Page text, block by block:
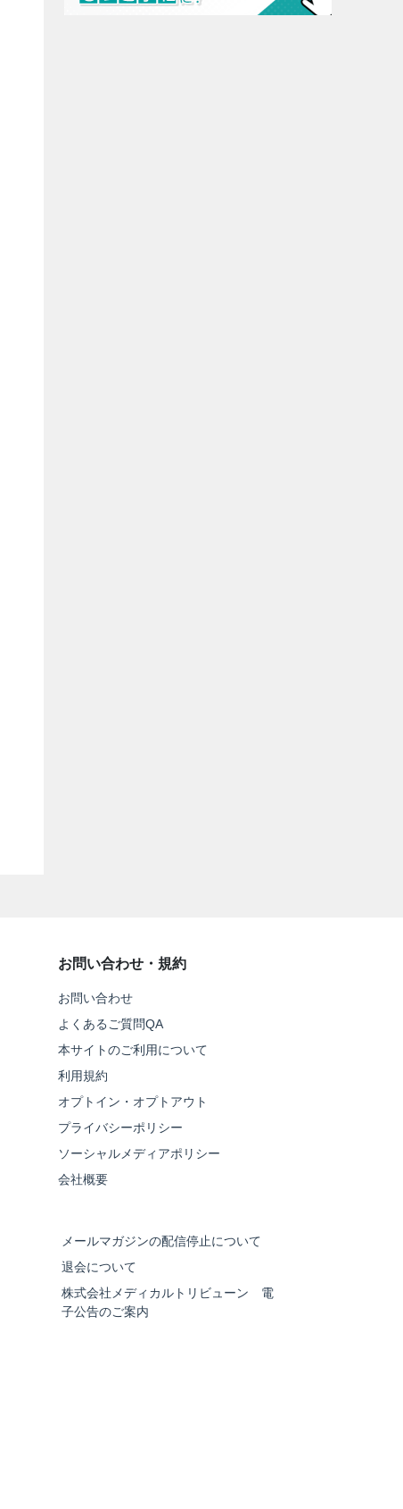
お問い合わせ・規約
お問い合わせ
よくあるご質問QA
本サイトのご利用について
利用規約
オプトイン・オプトアウト
プライバシーポリシー
ソーシャルメディアポリシー
会社概要
メールマガジンの配信停止について
退会について
株式会社メディカルトリビューン 電
子公告のご案内